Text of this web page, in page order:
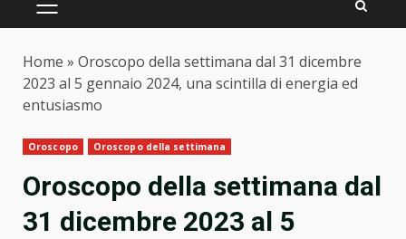
PRIMARY
Home » Oroscopo della settimana dal 31 dicembre
2023 al 5 gennaio 2024, una scintilla di energia ed
entusiasmo
Oroscopo Oroscopo della settimana
Oroscopo della settimana dal
31 dicembre 2023 al 5